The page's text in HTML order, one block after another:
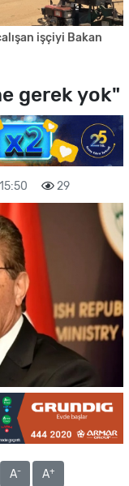
işçiyi Bakan
gerek yok"
29
A- A+